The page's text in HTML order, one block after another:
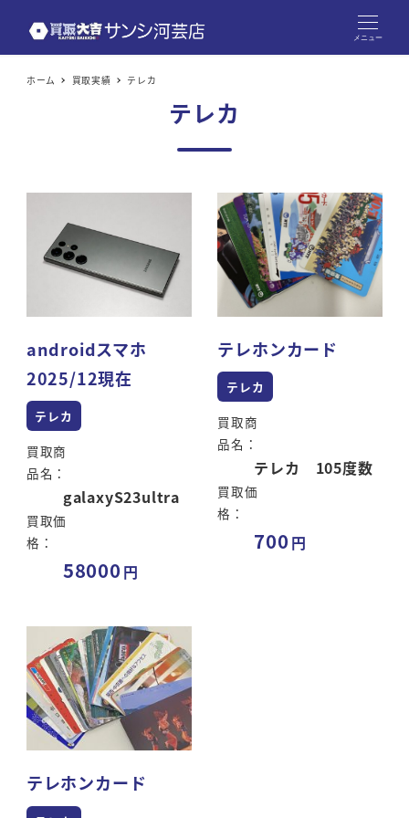
メニュー
ホーム 買取実績 テレカ
テレカ
androidスマホ
2025/12現在
テレカ
買取商
品名：
galaxyS23ultra
買取価
格：
58000
テレホンカード
テレカ
買取商
品名：
テレカ 105度数
買取価
格：
700
テレホンカード